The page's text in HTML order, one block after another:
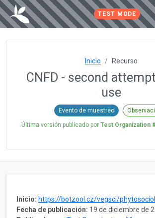
TEST MODE
Inicio Recurso
CNFD - second
use
Evento de muestreo
Última versión publicado por Test Organization
Inicio: https://botzool.cz/vegsci/
Fecha de publicación: 19 de diciembre de